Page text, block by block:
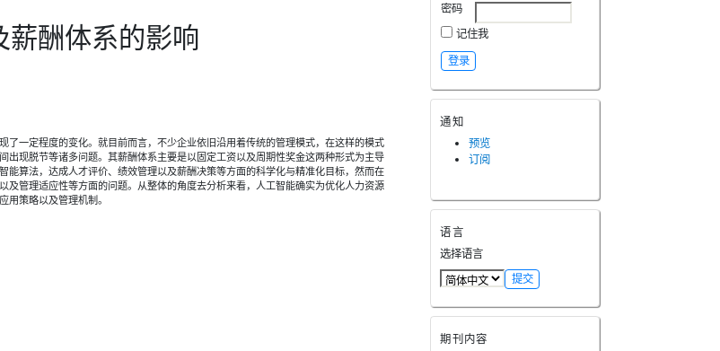
密码
记住我
通知
预览
订阅
语言
选择语言
期刊内容
薪酬体系的影响
一定程度的变化。就目前而言，不少企业依旧沿用着传统的管理模式，在这样的模式
现脱节等诸多问题。其薪酬体系主要是以固定工资以及周期性奖金这两种形式为主导
算法，达成人才评价、绩效管理以及薪酬决策等方面的科学化与精准化目标，然而在
管理适应性等方面的问题。从整体的角度去分析来看，人工智能确实为优化人力资源
用策略以及管理机制。